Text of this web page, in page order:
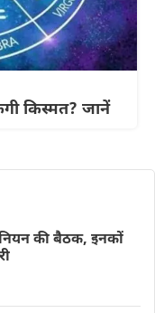
किस्मत? जानें
की बैठक, इनकों